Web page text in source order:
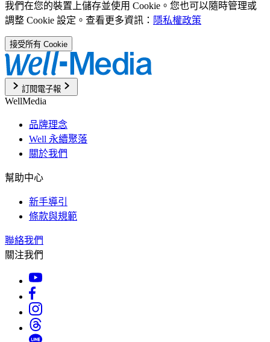
我們在您的裝置上儲存並使用 Cookie。您也可以隨時管理或
調整 Cookie 設定。查看更多資訊： 隱私權政策
接受所有 Cookie
訂閱電子報
WellMedia
品牌理念
Well 永續聚落
關於我們
幫助中心
新手導引
條款與規範
聯絡我們
關注我們